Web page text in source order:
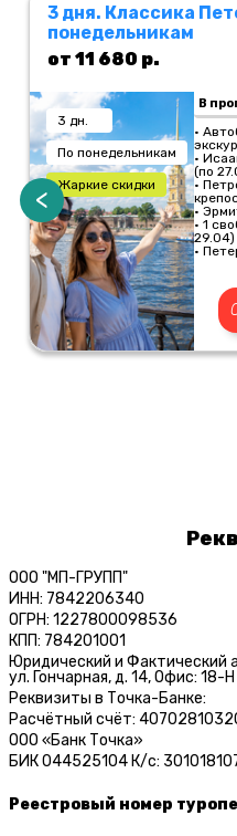
<
3 дня. Классика
понедельникам
от 11 680 р.
3 дн.
По понедельникам
Жаркие скидки
В
•
•
(по
•
•
• 1
29.04)
•
ООО "МП-ГРУПП"
ИНН: 7842206340
ОГРН: 1227800098536
КПП: 784201001
Юридический и Фактический
ул. Гончарная, д. 14, Офис: 18-
Реквизиты в Точка-Банке:
Расчётный счёт:
ООО «Банк Точка»
БИК 044525104 К/c:
Реестровый номер